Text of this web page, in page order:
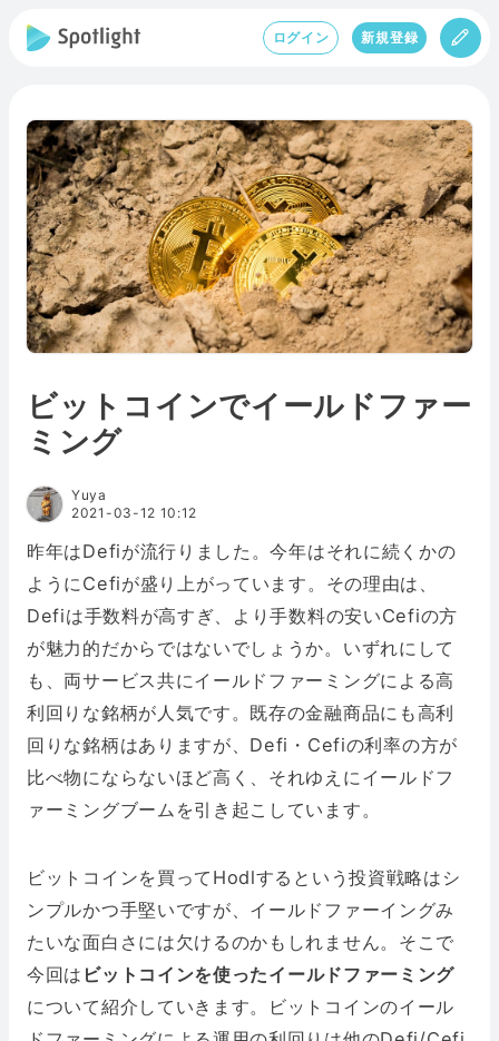
ログイン 新規登録
ビットコインでイールドファー
ミング
Yuya
2021-03-12 10:12
昨年はDefiが流行りました。今年はそれに続くかの
ようにCefiが盛り上がっています。その理由は、
Defiは手数料が高すぎ、より手数料の安いCefiの方
が魅力的だからではないでしょうか。いずれにして
も、両サービス共にイールドファーミングによる高
利回りな銘柄が人気です。既存の金融商品にも高利
回りな銘柄はありますが、Defi・Cefiの利率の方が
比べ物にならないほど高く、それゆえにイールドフ
ァーミングブームを引き起こしています。
ビットコインを買ってHodlするという投資戦略はシ
ンプルかつ手堅いですが、イールドファーイングみ
たいな面白さには欠けるのかもしれません。そこで
今回は ビットコインを使ったイールドファーミング
について紹介していきます。ビットコインのイール